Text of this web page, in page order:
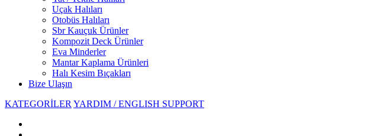
Uçak Halıları
Otobüs Halıları
Sbr Kauçuk Ürünler
Kompozit Deck Ürünler
Eva Minderler
Mantar Kaplama Ürünleri
Halı Kesim Bıçakları
Bize Ulaşın
KATEGORİLER YARDIM / ENGLISH SUPPORT